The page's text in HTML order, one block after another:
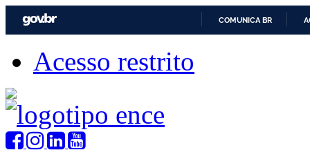
COMUNICA BR
Acesso restrito